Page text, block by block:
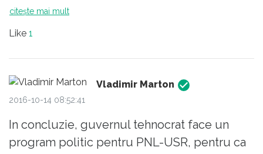
Ciolos ar vrea cu ardoare sa ramana premier,
nu sa amesteca in jocul politic si de a se
retrage dupa alegeri. Osanalele slugarnice
pe care i le inalta PNL si Presedintele nu-l
Pot sa inteleg ca USR se "agata" de dl. Ciolos
pentru ca nu are un program propriu de
citește mai mult
Like 1
Vladimir Marton
2016-10-14 08:52:41
In concluzie, guvernul tehnocrat face un
program politic pentru PNL-USR, pentru ca